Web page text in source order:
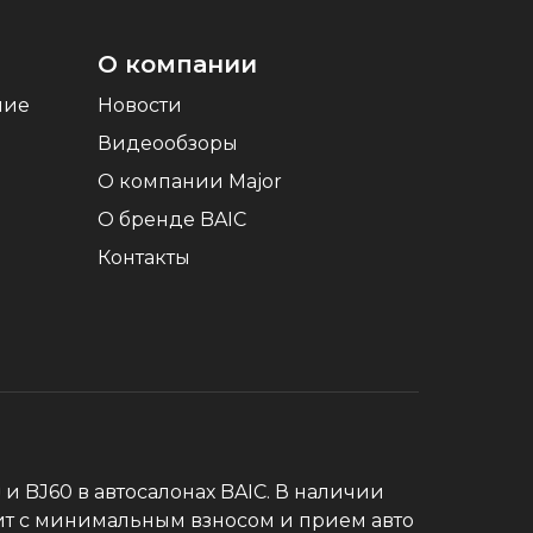
О компании
Новости
Видеообзоры
О компании Major
О бренде BAIC
Контакты
BJ60 в автосалонах BAIC. В наличии
с минимальным взносом и прием авто